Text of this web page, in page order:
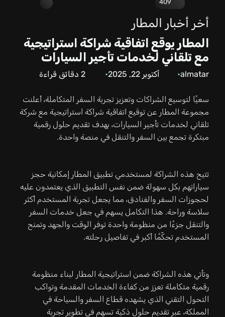
أخر أخبار المطار
المطار يوقع اتفاقية شراكة استراتيجية
مع تلقاني لخدمات تأجير السيارات
almatar أكتوبر 22, 2025 2دقائق قراءة
سعيًا لتوسيع الشراكات وتعزيز تجربة السفر المتكاملة، أعلنت
مجموعة المطار عن توقيع اتفاقية شراكة استراتيجية مع شركة
تلقاني لخدمات تأجير السيارات، بهدف تقديم حلول رقمية
مبتكرة تجمع بين السفر والتنقل في منصة واحدة.
تتيح هذه الشراكة لمستخدمي تطبيق المطار إمكانية حجز
سياراتهم بكل سهولة ضمن نفس التطبيق الذي يعتمدون عليه
لحجوزات السفر والفنادق، مما يجعل تجربة المستخدم أكثر
سلاسة وراحة. هذا التكامل يسهم في جعل خدمات السفر
والتنقل جزءًا من منظومة واحدة توفر الوقت والجهد وتمنح
المستخدم تحكّمًا أكبر في تفاصيل رحلته.
وتأتي هذه الشراكة ضمن استراتيجية المطار لبناء منظومة
رقمية متكاملة تعزز من كفاءة الخدمات المقدمة وتواكب
التحول التقني الذي يشهده قطاع السفر والسياحة في
المملكة، عبر تقديم حلول ذكية تسهم في تطوير تجربة